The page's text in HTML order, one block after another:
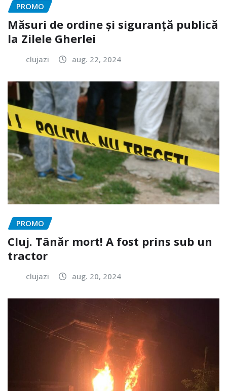
PROMO
Măsuri de ordine și siguranță publică
la Zilele Gherlei
clujazi aug. 22, 2024
PROMO
Cluj. Tânăr mort! A fost prins sub un
tractor
clujazi aug. 20, 2024